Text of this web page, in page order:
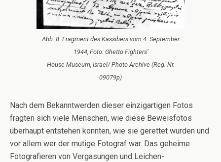
Abb. 8: Fragment des Kassibers vom 4. September
1944, Foto: Ghetto Fighters’
House Museum, Israel/ Photo Archive (Reg.-Nr.
09079p)
Nach dem Bekanntwerden dieser einzigartigen Fotos
fragten sich viele Menschen, wie diese Beweisfotos
überhaupt entstehen konnten, wie sie gerettet wurden und
vor allem wer der mutige Fotograf war. Das geheime
Fotografieren von Vergasungen und Leichen-